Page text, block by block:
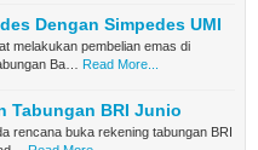
Dengan Simpedes UMI
melakukan pembelian emas di
Ba…
Read More...
Tabungan BRI Junio
rencana buka rekening tabungan BRI